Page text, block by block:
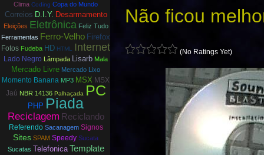
Não ficou
(No Ratings Yet)
Clima Coding Copa do Mundo
Correios D.I.Y. Desarmamento
Eleições Eletrônica Feliz Tudo
Ferramentas Ferro-Velho Firefox
Fotos Fudeba HD HTML Internet
Lado Negro Lâmpada Lisarb Mala
Mercado Livre Mercado Lixo
Momento Banana MP3 MSX MSX
Jaú NBR 14136 Palhaçada PC
PHP Piada
Reciclagem Reciclando
Referendo Sacanagem Signos
Sites SPAM Speedy Sucata
Sucatas Telefonica Template